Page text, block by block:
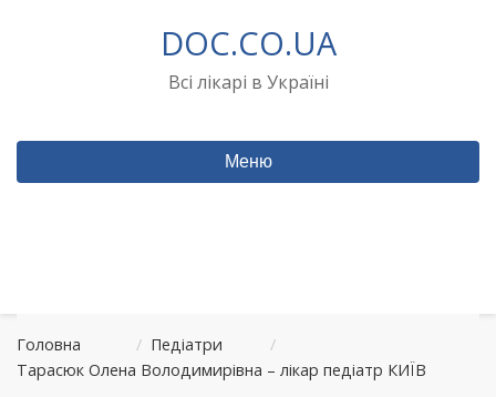
DOC.CO.UA
Всі лікарі в Україні
Меню
Головна / Педіатри
/
Тарасюк Олена Володимирівна – лікар педіатр КИЇВ